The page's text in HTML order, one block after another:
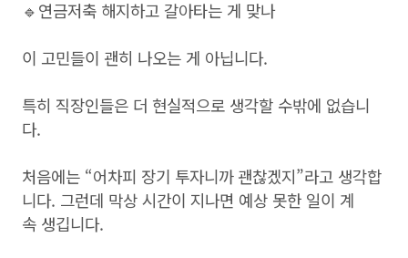
🔹연금저축 해지하고 갈아타는 게 맞나
이 고민들이 괜히 나오는 게 아닙니다.
특히 직장인들은 더 현실적으로 생각할 수밖에 없습니
다.
처음에는 “어차피 장기 투자니까 괜찮겠지”라고 생각합
니다. 그런데 막상 시간이 지나면 예상 못한 일이 계
속 생깁니다.